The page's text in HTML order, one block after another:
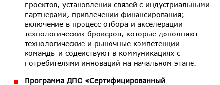
проектов, установлении связей с индустриальными
партнерами, привлечении финансирования;
включение в процесс отбора и акселерации
технологических брокеров, которые дополняют
технологические и рыночные компетенции
команды и содействуют в коммуникациях с
потребителями инноваций на начальном этапе.
Программа ДПО «Сертифицированный